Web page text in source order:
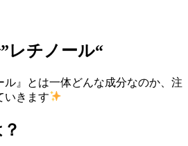
レチノール“
』とは一体どんな成分なのか、注
いきます